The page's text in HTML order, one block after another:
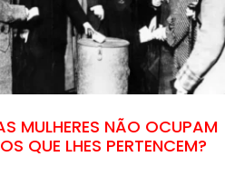
MULHERES NÃO OCUPAM
QUE LHES PERTENCEM?